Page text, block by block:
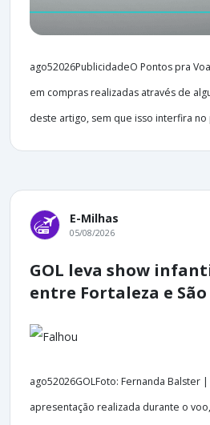
ago52026PublicidadeO Pontos pra
em compras realizadas através de
deste artigo, sem que isso interfira no
E-Milhas
05/08/2026
GOL leva show
entre Fortaleza e
ago52026GOLFoto: Fernanda Balster
apresentação realizada durante o voo,